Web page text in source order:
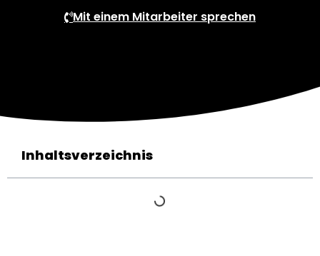
Mit einem Mitarbeiter sprechen
Inhaltsverzeichnis